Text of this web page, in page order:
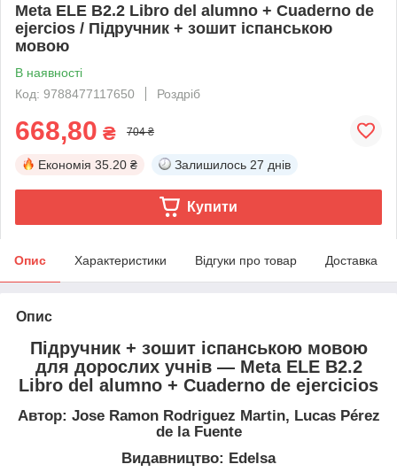
Meta ELE B2.2 Libro del alumno + Cuaderno de
ejercios / Підручник + зошит іспанською
мовою
В наявності
Код: 9788477117650
Роздріб
668,80 ₴ 704 ₴
Економія 35.20 ₴ Залишилось 27 днів
Купити
Опис Характеристики Відгуки про товар Доставка
Опис
Підручник + зошит іспанською мовою
для дорослих учнів — Meta ELE B2.2
Libro del alumno + Cuaderno de ejercicios
Автор: Jose Ramon Rodriguez Martin, Lucas Pérez
de la Fuente
Видавництво: Edelsa